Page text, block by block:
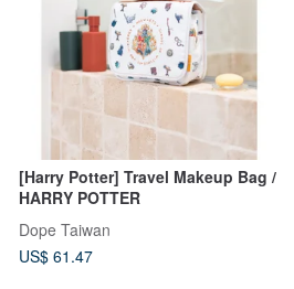
[Harry Potter] Travel Makeup Bag /
HARRY POTTER
Dope Taiwan
US$ 61.47